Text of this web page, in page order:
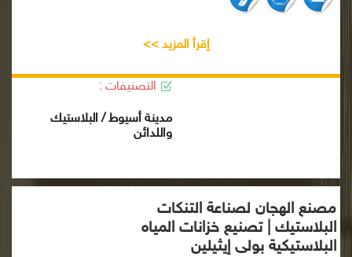
إقرأ المزيد >>
التصنيفات :
مدينة أسيوط / البلاستيك
واللدائن
مصنع الهجان لصناعة التنكات
البلاستيك | تصنيع خزانات المياه
البلاستيكية بولى إيثيلين